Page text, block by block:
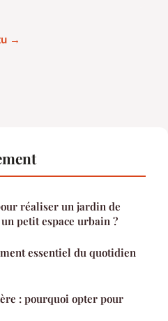
→
réaliser un jardin de
petit espace urbain ?
essentiel du quotidien
: pourquoi opter pour